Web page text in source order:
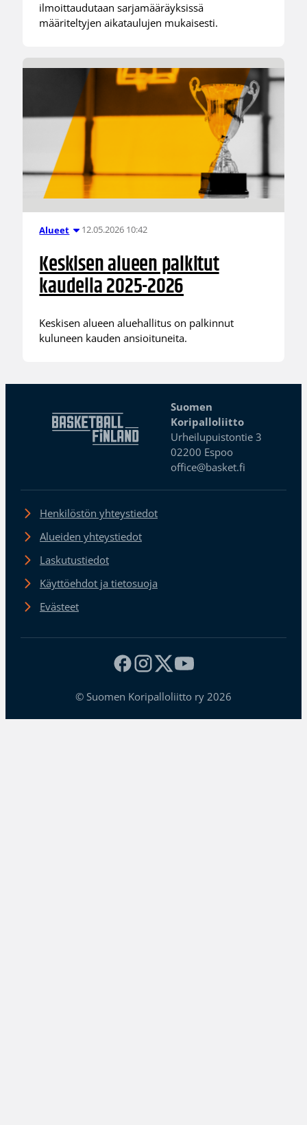
ilmoittaudutaan sarjamääräyksissä
määriteltyjen aikataulujen mukaisesti.
Alueet 12.05.2026 10:42
Keskisen alueen palkitut
kaudella 2025-2026
Keskisen alueen aluehallitus on palkinnut
kuluneen kauden ansioituneita.
Suomen
Koripalloliitto
Urheilupuistontie 3
02200 Espoo
office@basket.fi
Henkilöstön yhteystiedot
Alueiden yhteystiedot
Laskutustiedot
Käyttöehdot ja tietosuoja
Evästeet
© Suomen Koripalloliitto ry 2026